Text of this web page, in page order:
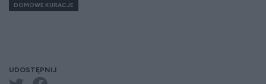
DOMOWE KURACJE
UDOSTĘPNIJ